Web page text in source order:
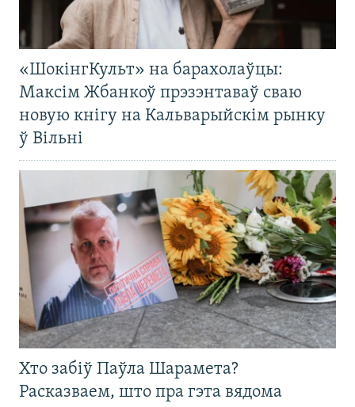
«ШокінгКульт» на барахолаўцы:
Максім Жбанкоў прэзэнтаваў сваю
новую кнігу на Кальварыйскім рынку
ў Вільні
Хто забіў Паўла Шарамета?
Расказваем, што пра гэта вядома